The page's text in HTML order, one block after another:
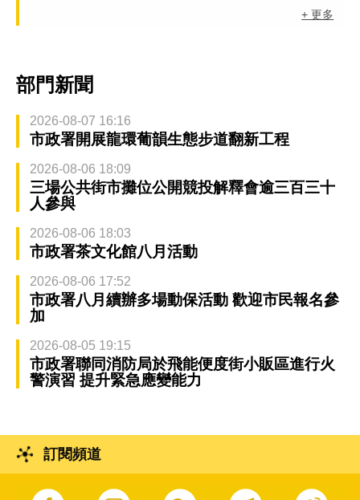
+ 更多
部門新聞
2026-08-07 16:16
市政署開展龍環葡韻生態步道翻新工程
2026-08-06 18:09
三場公共街市攤位公開競投解釋會逾三百三十
人參與
2026-08-06 18:03
市政署茶文化館八月活動
2026-08-06 17:52
市政署八月續辦多場動保活動 歡迎市民報名參
加
2026-08-05 19:15
市政署聯同消防局於飛能便度街小販區進行火
警演習 提升緊急應變能力
訂閱頻道